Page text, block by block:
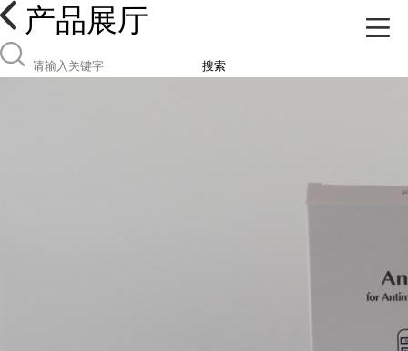
产品展厅
搜索